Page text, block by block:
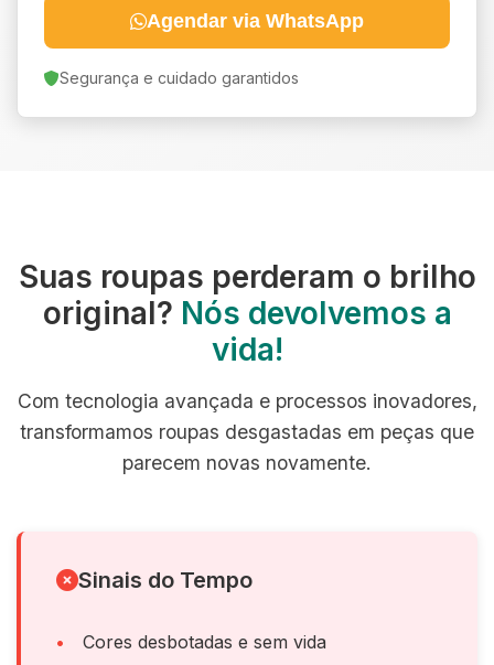
Agendar via WhatsApp
Segurança e cuidado garantidos
Suas roupas perderam o brilho
original? Nós devolvemos a
vida!
Com tecnologia avançada e processos inovadores,
transformamos roupas desgastadas em peças que
parecem novas novamente.
Sinais do Tempo
Cores desbotadas e sem vida